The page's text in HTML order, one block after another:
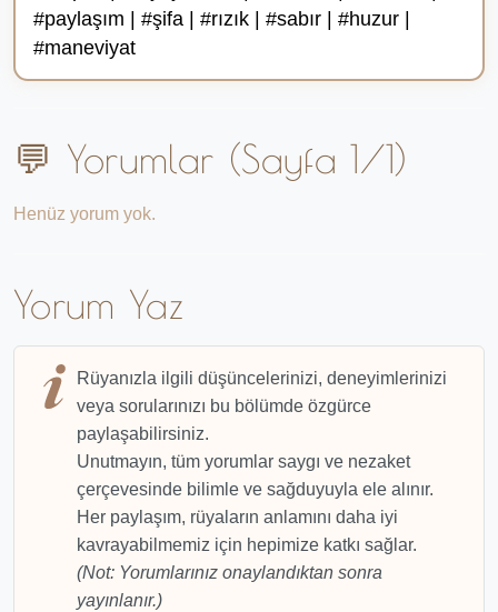
#paylaşım | #şifa | #rızık | #sabır | #huzur |
#maneviyat
💬 Yorumlar (Sayfa 1/1)
Henüz yorum yok.
Yorum Yaz
Rüyanızla ilgili düşüncelerinizi, deneyimlerinizi
veya sorularınızı bu bölümde özgürce
paylaşabilirsiniz.
Unutmayın, tüm yorumlar saygı ve nezaket
çerçevesinde bilimle ve sağduyuyla ele alınır.
Her paylaşım, rüyaların anlamını daha iyi
kavrayabilmemiz için hepimize katkı sağlar.
(Not: Yorumlarınız onaylandıktan sonra
yayınlanır.)